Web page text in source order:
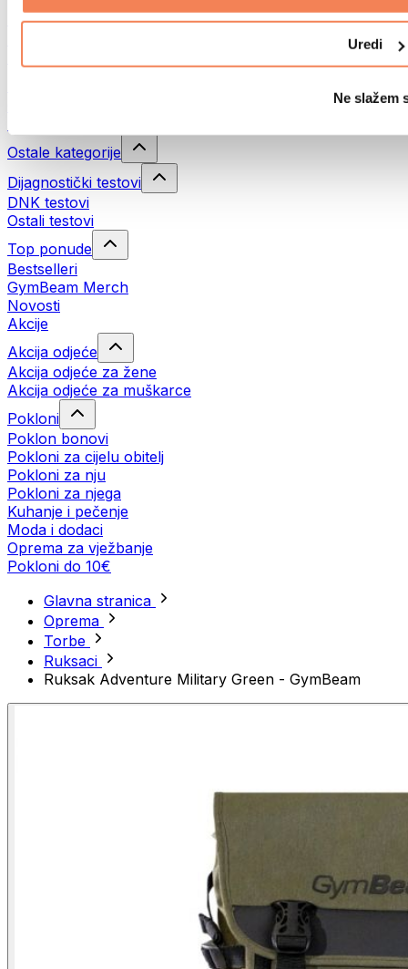
Uredi
Ne slažem
Eko kućanstvo
Ostale kategorije
Dijagnostički testovi
DNK testovi
Ostali testovi
Top ponude
Bestselleri
GymBeam Merch
Novosti
Akcije
Akcija odjeće
Akcija odjeće za žene
Akcija odjeće za muškarce
Pokloni
Poklon bonovi
Pokloni za cijelu obitelj
Pokloni za nju
Pokloni za njega
Kuhanje i pečenje
Moda i dodaci
Oprema za vježbanje
Pokloni do 10€
Glavna stranica
Oprema
Torbe
Ruksaci
Ruksak Adventure Military Green - GymBeam